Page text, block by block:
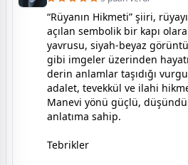
“Rüyanın Hikmeti” şiiri,
açılan sembolik bir kapı
yavrusu, siyah-beyaz
gibi imgeler üzerinden
derin anlamlar taşıdığı
adalet, tevekkül ve ilahi
Manevi yönü güçlü,
anlatıma sahip.
Tebrikler